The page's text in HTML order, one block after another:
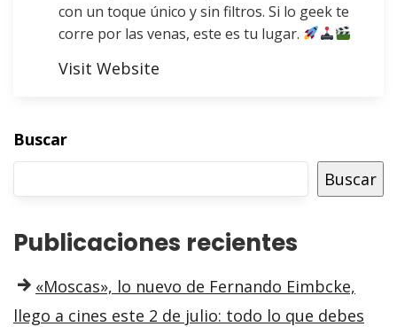
con un toque único y sin filtros. Si lo geek te
corre por las venas, este es tu lugar.
Visit Website
Buscar
Buscar
Publicaciones recientes
«Moscas», lo nuevo de Fernando Eimbcke,
llego a cines este 2 de julio: todo lo que debes